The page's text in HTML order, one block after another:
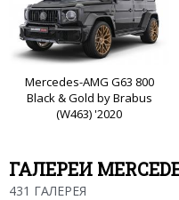
Mercedes-AMG G63 800
Black & Gold by Brabus
(W463) '2020
ГАЛЕРЕИ
431 ГАЛЕРЕЯ